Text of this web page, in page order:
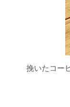
挽いたコー